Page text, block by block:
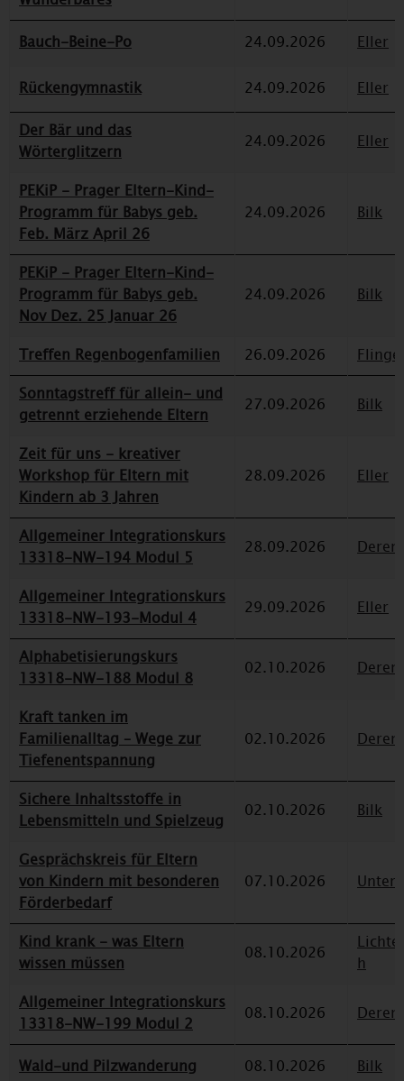
Bauch-Beine-Po
24.09.2026 Eller
Rückengymnastik 24.09.2026
Eller
Der Bär und das
Wörterglitzern
24.09.2026 Eller
PEKiP - Prager Eltern-Kind-
Programm für Babys geb.
Feb. März April 26
24.09.2026 Bilk
PEKiP - Prager Eltern-Kind-
Programm für Babys geb.
Nov Dez. 25 Januar 26
24.09.2026 Bilk
Treffen Regenbogenfamilien 26.09.2026
Sonntagstreff für allein- und
getrennt erziehende Eltern
27.09.2026 Bilk
Zeit für uns - kreativer
Workshop für Eltern mit
Kindern ab 3 Jahren
28.09.2026 Eller
Allgemeiner Integrationskurs
13318-NW-194 Modul 5
28.09.2026
Allgemeiner Integrationskurs
13318-NW-193-Modul 4
29.09.2026 Eller
Alphabetisierungskurs
13318-NW-188 Modul 8
02.10.2026
Kraft tanken im
Familienalltag – Wege zur
Tiefenentspannung
02.10.2026
Sichere Inhaltsstoffe in
Lebensmitteln und Spielzeug
02.10.2026 Bilk
Gesprächskreis für Eltern
von Kindern mit besonderen
Förderbedarf
07.10.2026
Kind krank - was Eltern
wissen müssen
08.10.2026
h
Allgemeiner Integrationskurs
13318-NW-199 Modul 2
08.10.2026
Wald-und Pilzwanderung 08.10.2026
Bilk